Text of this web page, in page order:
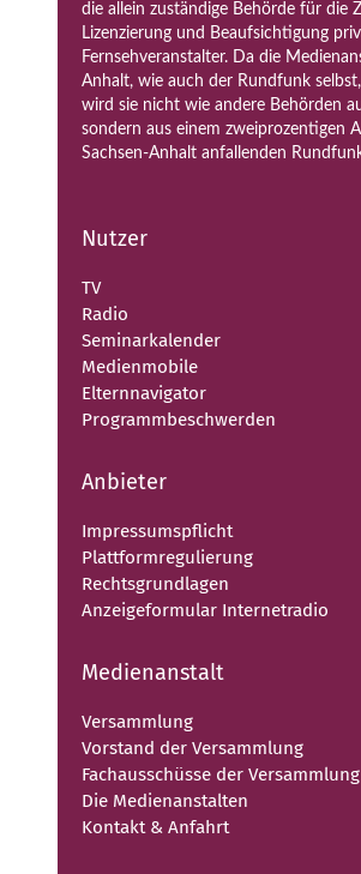
die allein zuständige Behörde für die
Lizenzierung und Beaufsichtigung
Fernsehveranstalter. Da die
Anhalt, wie auch der Rundfunk
wird sie nicht wie andere Behörden
sondern aus einem zweiprozentigen
Sachsen-Anhalt anfallenden
Nutzer
TV
Radio
Seminarkalender
Medienmobile
Elternnavigator
Programmbeschwerden
Anbieter
Impressumspflicht
Plattformregulierung
Rechtsgrundlagen
Anzeigeformular Internetradio
Medienanstalt
Versammlung
Vorstand der Versammlung
Fachausschüsse der Versammlung
Die Medienanstalten
Kontakt & Anfahrt